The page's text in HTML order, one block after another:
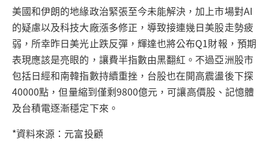
美國和伊朗的地緣政治緊張至今未能解決，加上市場對AI
的疑慮以及科技大廠漲多修正，導致接連幾日美股走勢疲
弱，所幸昨日美光止跌反彈，輝達也將公布Q1財報，預期
表現應該是亮眼的，讓費半指數由黑翻紅。不過亞洲股市
包括日經和南韓指數持續重挫，台股也在開高震盪後下探
40000點，但量縮到僅剩9800億元，可讓高價股、記憶體
及台積電逐漸穩定下來。
*資料來源：元富投顧